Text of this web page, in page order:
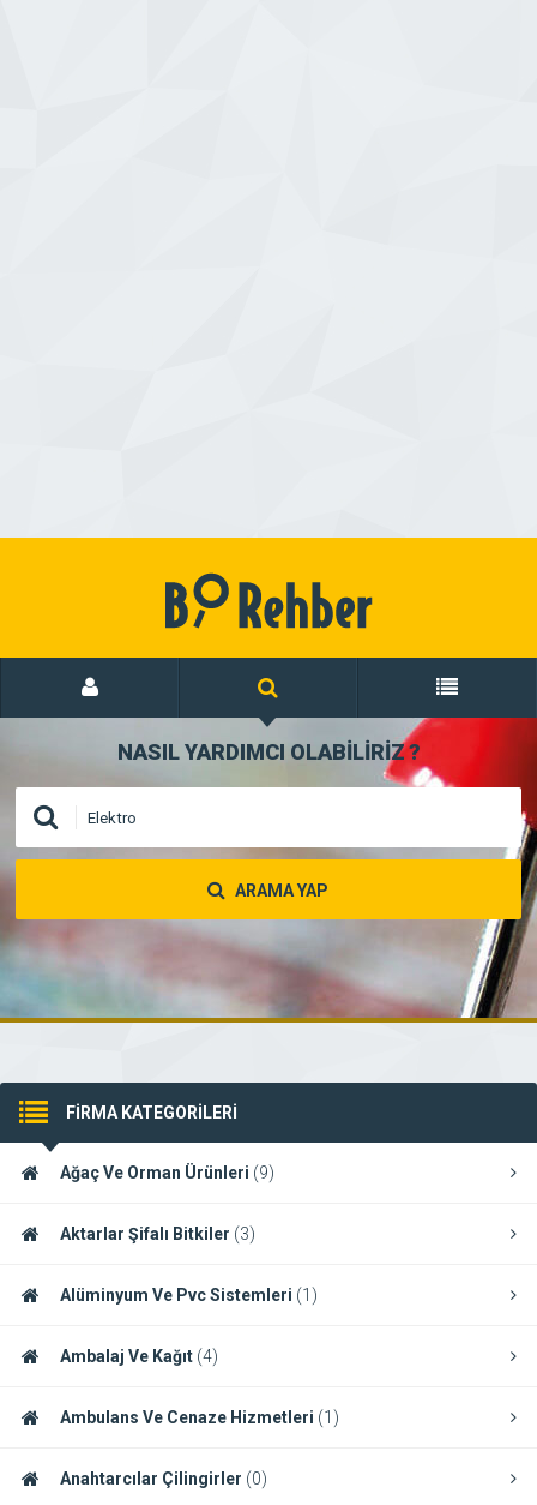
NASIL YARDIMCI OLABİLİRİZ?
ARAMA YAP
FİRMA KATEGORİLERİ
Ağaç Ve Orman Ürünleri (9)
Aktarlar Şifalı Bitkiler (3)
Alüminyum Ve Pvc Sistemleri (1)
Ambalaj Ve Kağıt (4)
Ambulans Ve Cenaze Hizmetleri (1)
Anahtarcılar Çilingirler (0)